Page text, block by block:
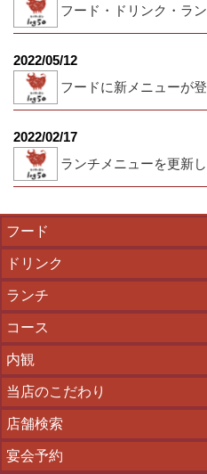
フード・ドリンク・ラ
2022/05/12
フードに新メニューが
2022/02/17
ランチメニューを更新し
フード
ドリンク
ランチ
コース
内観
当店のこだわり
店舗検索
宴会予約